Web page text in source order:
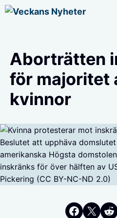
Hoppa
Aborträtten
för majoritet
kvinnor
Beslutet att upphäva
amerikanska Högsta
inskränks för över hälften av
Pickering (CC BY-NC-ND 2.0)
Dela påDela påDela